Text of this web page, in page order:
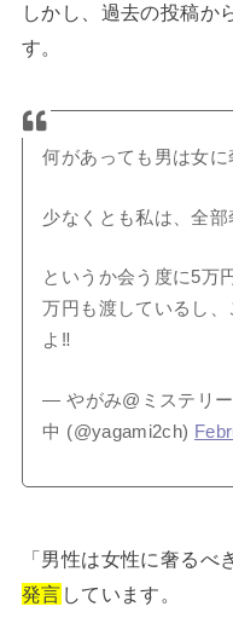
しかし、過去の投稿か
す。
何があっても男は女に
少なくとも私は、全部
というか会う度に5万
万円も渡しているし
よ‼️
— やがみ@ミステリ
中 (@yagami2ch)
「男性は女性に奢るべ
発言 しています。